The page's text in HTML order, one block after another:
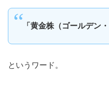
「黄金株（ゴールデン
というワード。